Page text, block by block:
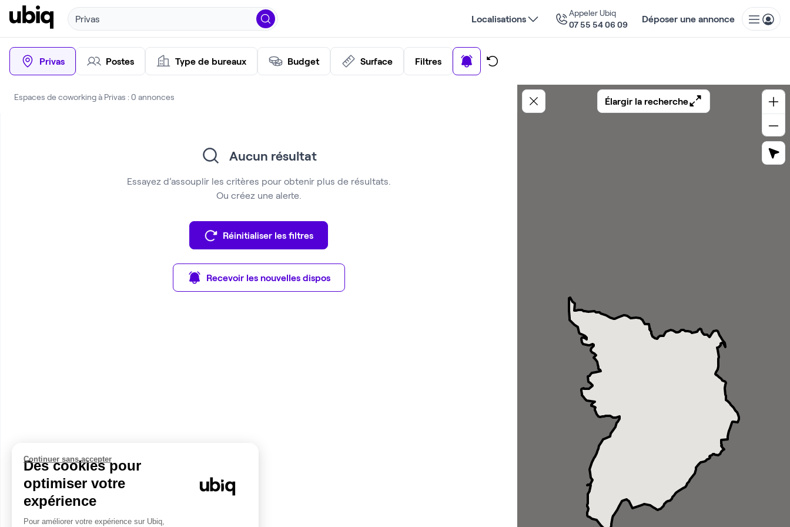
Privas Localisations
Appeler Ubiq
07 55 54 06 09
Déposer une annonce
Privas Postes Type de bureaux Budget Surface Filtres
Espaces de coworking à Privas : 0 annonces
Aucun résultat
Essayez d’assouplir les critères pour obtenir plus de résultats.
Ou créez une alerte.
Réinitialiser les filtres
Recevoir les nouvelles dispos
Élargir la recherche
Continuer sans accepter
Des cookies pour
optimiser votre
expérience
Pour améliorer votre expérience sur Ubiq,